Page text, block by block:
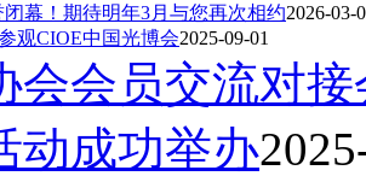
闭幕！期待明年3月与您再次相约2026-03-
观CIOE中国光博会2025-09-01
会会员交流对
动成功举办